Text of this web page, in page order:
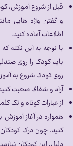
قبل از شروع آموزش،
و گفتن واژه هایی
اطلاعات آماده کنید.
با توجه به این نکته
باید کودک را روی
روی کودک شروع به
آرام و شفاف صحبت
از عبارات کوتاه و تک
همواره در آغاز
کنید. چون درک